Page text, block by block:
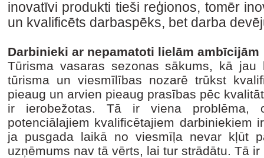
inovatīvi produkti tieši reģionos, tomēr
un kvalificēts darbaspēks, bet darba
Darbinieki ar nepamatoti lielām ambīcijām
Tūrisma vasaras sezonas sākums, kā
tūrisma un viesmīlības nozarē trūkst
pieaug un arvien pieaug prasības pēc
ir ierobežotas. Tā ir viena
potenciālajiem kvalificētajiem darbiniekiem
ja pusgada laikā no viesmīļa nevar kļūt
uzņēmums nav tā vērts, lai tur strādātu. Tā